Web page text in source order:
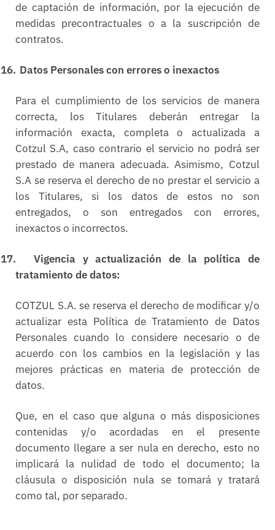
de captación de información, por la ejecución de
medidas precontractuales o a la suscripción de
contratos.
16. Datos Personales con errores o inexactos
Para el cumplimiento de los servicios de manera
correcta, los Titulares deberán entregar la
información exacta, completa o actualizada a
Cotzul S.A, caso contrario el servicio no podrá ser
prestado de manera adecuada. Asimismo, Cotzul
S.A se reserva el derecho de no prestar el servicio a
los Titulares, si los datos de estos no son
entregados, o son entregados con errores,
inexactos o incorrectos.
17.
Vigencia y actualización de la política de
tratamiento de datos:
COTZUL S.A. se reserva el derecho de modificar y/o
actualizar esta Política de Tratamiento de Datos
Personales cuando lo considere necesario o de
acuerdo con los cambios en la legislación y las
mejores prácticas en materia de protección de
datos.
Que, en el caso que alguna o más disposiciones
contenidas y/o acordadas en el presente
documento llegare a ser nula en derecho, esto no
implicará la nulidad de todo el documento; la
cláusula o disposición nula se tomará y tratará
como tal, por separado.